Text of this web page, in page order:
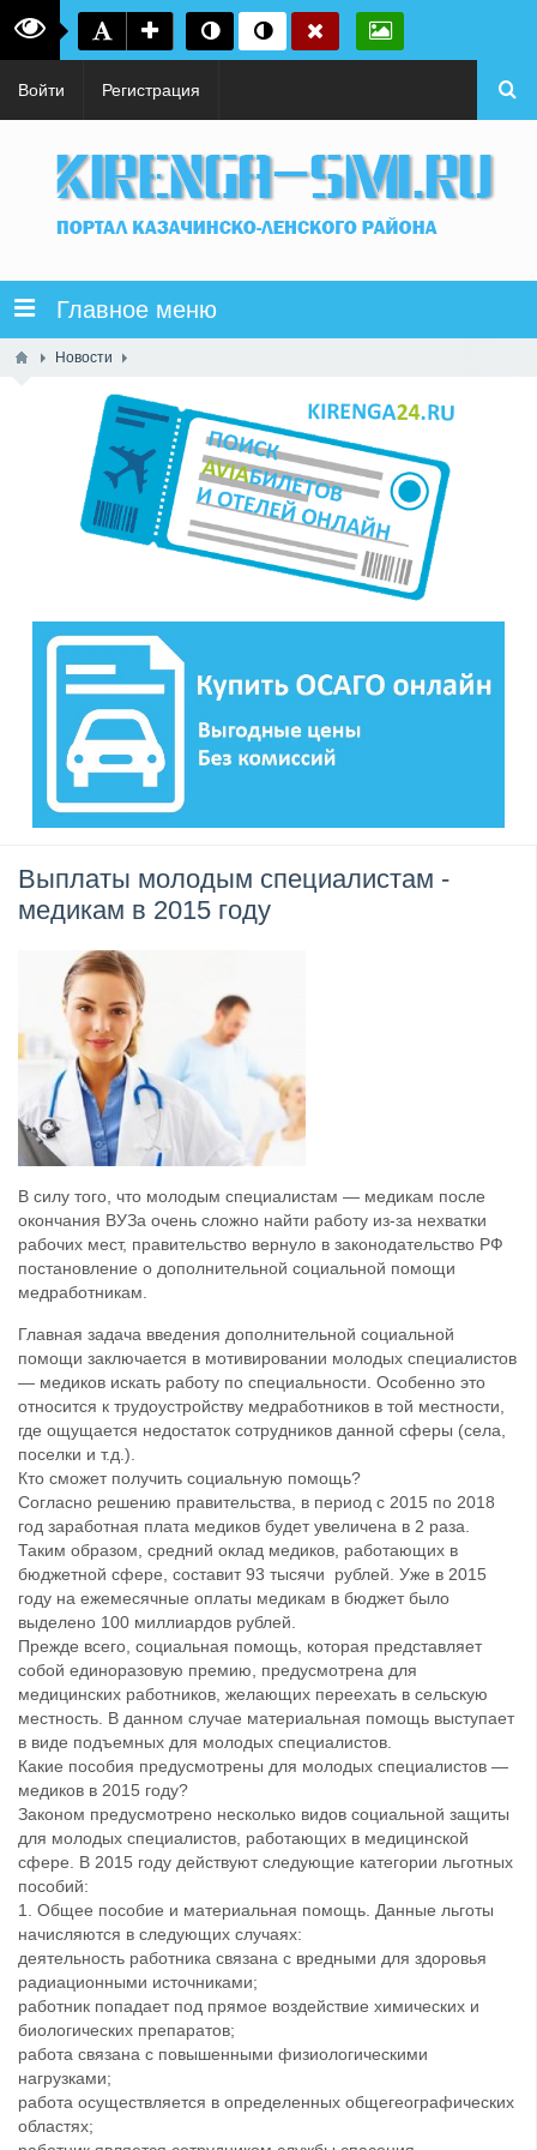
Войти Регистрация
Главное меню
Новости
Выплаты молодым специалистам -
медикам в 2015 году
В силу того, что молодым специалистам — медикам после
окончания ВУЗа очень сложно найти работу из-за нехватки
рабочих мест, правительство вернуло в законодательство РФ
постановление о дополнительной социальной помощи
медработникам.
Главная задача введения дополнительной социальной
помощи заключается в мотивировании молодых специалистов
— медиков искать работу по специальности. Особенно это
относится к трудоустройству медработников в той местности,
где ощущается недостаток сотрудников данной сферы (села,
поселки и т.д.).
Кто сможет получить социальную помощь?
Согласно решению правительства, в период с 2015 по 2018
год заработная плата медиков будет увеличена в 2 раза.
Таким образом, средний оклад медиков, работающих в
бюджетной сфере, составит 93 тысячи рублей. Уже в 2015
году на ежемесячные оплаты медикам в бюджет было
выделено 100 миллиардов рублей.
Прежде всего, социальная помощь, которая представляет
собой единоразовую премию, предусмотрена для
медицинских работников, желающих переехать в сельскую
местность. В данном случае материальная помощь выступает
в виде подъемных для молодых специалистов.
Какие пособия предусмотрены для молодых специалистов —
медиков в 2015 году?
Законом предусмотрено несколько видов социальной защиты
для молодых специалистов, работающих в медицинской
сфере. В 2015 году действуют следующие категории льготных
пособий:
1. Общее пособие и материальная помощь. Данные льготы
начисляются в следующих случаях:
деятельность работника связана с вредными для здоровья
радиационными источниками;
работник попадает под прямое воздействие химических и
биологических препаратов;
работа связана с повышенными физиологическими
нагрузками;
работа осуществляется в определенных общегеографических
областях;